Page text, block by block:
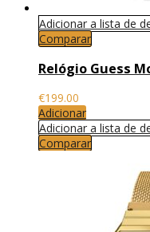
Adicionar a lista de
Comparar
Relógio Guess
€199.00
Adicionar
Adicionar a lista de
Comparar